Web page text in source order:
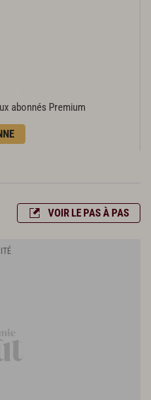
la sauce aux
abonnés Premium
VOIR LE PAS À PAS